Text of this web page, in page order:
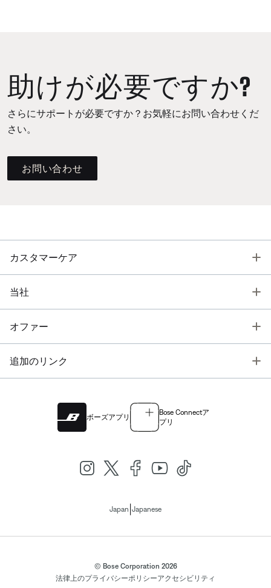
助けが必要ですか?
さらにサポートが必要ですか？お気軽にお問い合わせくだ
さい。
お問い合わせ
カスタマーケア
当社
オファー
追加のリンク
ボーズアプリ
Bose Connectア
プリ
Japan Japanese
© Bose Corporation 2026
法律上のプライバシーポリシーアクセシビリティ